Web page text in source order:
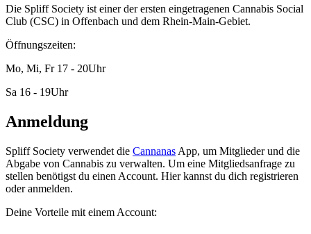
Die Spliff Society ist einer der ersten eingetragenen Cannabis Social
Club (CSC) in Offenbach und dem Rhein-Main-Gebiet.
Öffnungszeiten:
Mo, Mi, Fr 17 - 20Uhr
Sa 16 - 19Uhr
Anmeldung
Spliff Society verwendet die Cannanas App, um Mitglieder und die
Abgabe von Cannabis zu verwalten. Um eine Mitgliedsanfrage zu
stellen benötigst du einen Account. Hier kannst du dich registrieren
oder anmelden.
Deine Vorteile mit einem Account: